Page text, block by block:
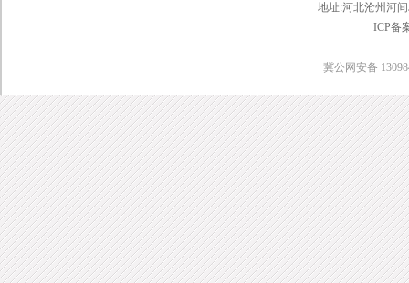
地址:河北沧州河
ICP备
冀公网安备